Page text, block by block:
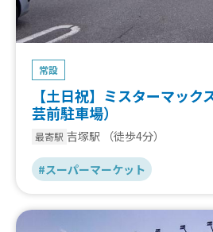
常設
【土日祝】ミスターマッ
芸前駐車場）
最寄駅 吉塚駅 （徒歩4分）
#スーパーマーケット